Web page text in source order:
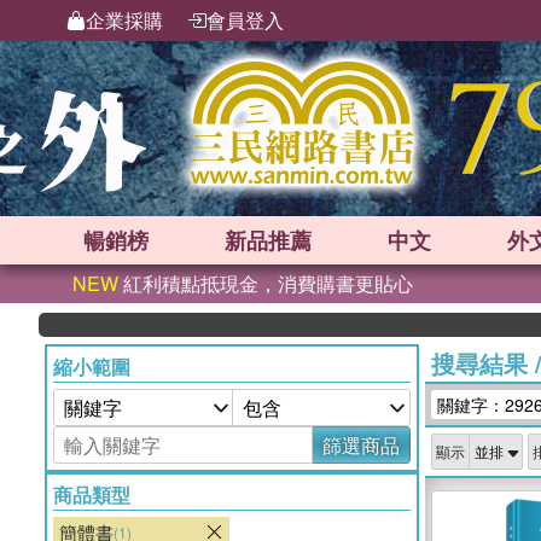
企業採購 會員登入
暢銷榜 新品推薦 中文 外
NEW紅利積點抵現金，消費購書更貼心
縮小範圍
篩選商品
商品類型
簡體書(1)
搜尋結果
關鍵字：
顯示